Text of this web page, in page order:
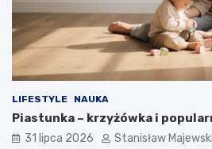
LIFESTYLE NAUKA
Piastunka – krzyżówka i
31 lipca 2026 Stanisław Majewski